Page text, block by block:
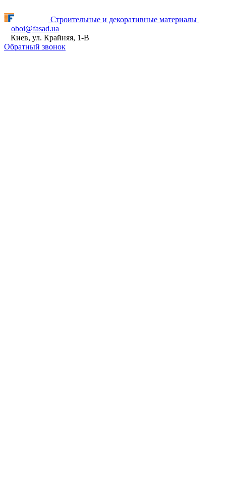
Строительные и декоративные материалы
oboi@fasad.ua
Киев, ул. Крайняя, 1-В
Обратный звонок